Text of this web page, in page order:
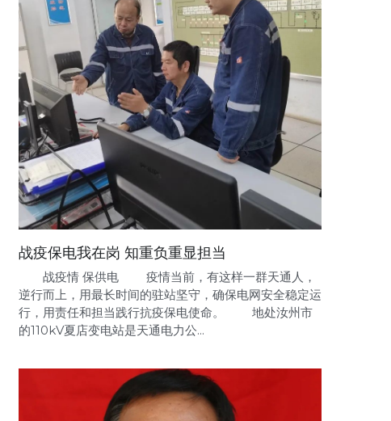
战疫保电我在岗 知重负重显担当
战疫情 保供电 疫情当前，有这样一群天通人，
逆行而上，用最长时间的驻站坚守，确保电网安全稳定运
行，用责任和担当践行抗疫保电使命。 地处汝州市
的110kV夏店变电站是天通电力公...